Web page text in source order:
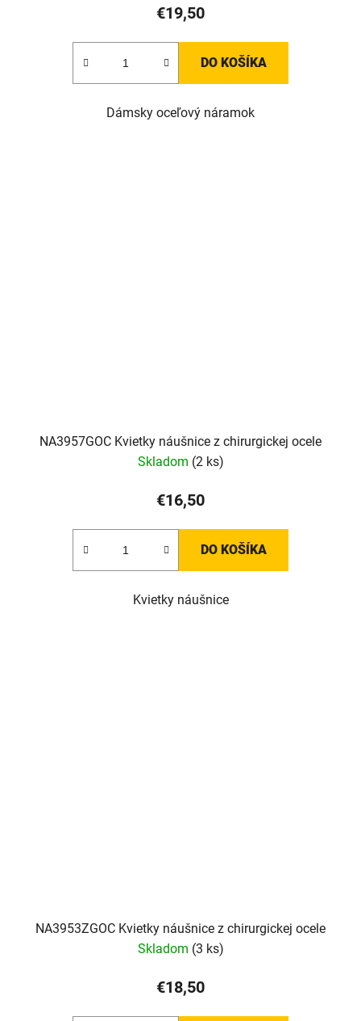
€19,50
DO KOŠÍKA
Dámsky oceľový náramok
NA3957GOC Kvietky náušnice z chirurgickej ocele
Skladom (2 ks)
€16,50
DO KOŠÍKA
Kvietky náušnice
NA3953ZGOC Kvietky náušnice z chirurgickej ocele
Skladom (3 ks)
€18,50